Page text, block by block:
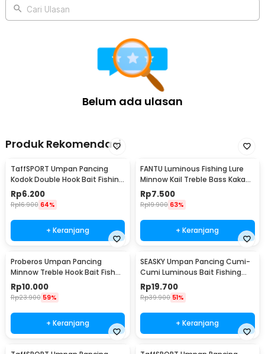
digunakan di berbagai kondisi. Tetap efektif meski digunakan di
spot sempit atau dangkal. Ideal untuk pemancing yang
Rincian yang Anda dapatkan untuk pembelian produk ini:
1 x TaffSPORT Umpan Pancing Katak Double Hook Bait Fishing
Cari Ulasan
Belum ada ulasan
Produk Rekomendasi
TaffSPORT Umpan Pancing
Kodok Double Hook Bait Fishing
Lure 6cm - UMK01
Rp6.200
Rp16.900 64%
+ Keranjang
FANTU Luminous Fishing Lure
Minnow Kail Treble Bass Kakap
8.5cm 8g - LB
Rp7.500
Rp19.900 63%
+ Keranjang
Proberos Umpan Pancing
Minnow Treble Hook Bait Fish
Lure 11cm 1 PCS - PB333
Rp10.000
Rp23.900 59%
+ Keranjang
SEASKY Umpan Pancing Cumi-
Cumi Luminous Bait Fishing
Lure 10cm 10 PCS
Rp19.700
Rp39.900 51%
+ Keranjang